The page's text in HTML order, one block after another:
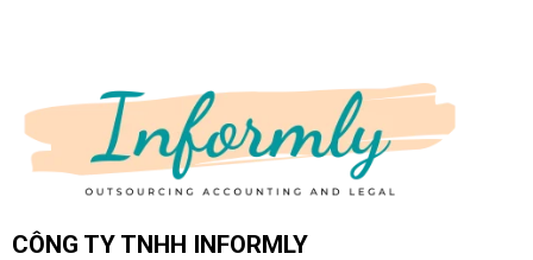
CÔNG TY TNHH INFORMLY